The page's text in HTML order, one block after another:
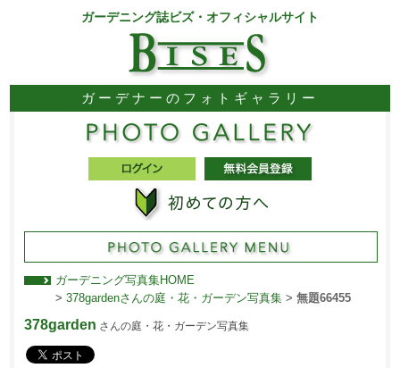
ガーデニング誌ビズ・オフィシャルサイト
ガーデナーのフォトギャラリー
ガーデニング写真集HOME
> 378gardenさんの庭・花・ガーデン写真集> 無題66455
378garden さんの庭・花・ガーデン写真集